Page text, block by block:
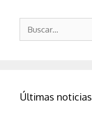
Últimas noticias